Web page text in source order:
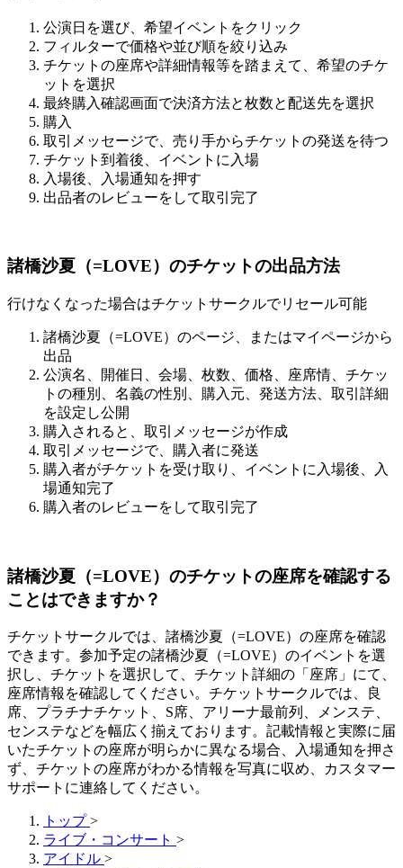
公演日を選び、希望イベントをクリック
フィルターで価格や並び順を絞り込み
チケットの座席や詳細情報等を踏まえて、希望のチケ
ットを選択
最終購入確認画面で決済方法と枚数と配送先を選択
購入
取引メッセージで、売り手からチケットの発送を待つ
チケット到着後、イベントに入場
入場後、入場通知を押す
出品者のレビューをして取引完了
諸橋沙夏（=LOVE）のチケットの出品方法
行けなくなった場合はチケットサークルでリセール可能
諸橋沙夏（=LOVE）のページ、またはマイページから
出品
公演名、開催日、会場、枚数、価格、座席情、チケッ
トの種別、名義の性別、購入元、発送方法、取引詳細
を設定し公開
購入されると、取引メッセージが作成
取引メッセージで、購入者に発送
購入者がチケットを受け取り、イベントに入場後、入
場通知完了
購入者のレビューをして取引完了
諸橋沙夏（=LOVE）のチケットの座席を確認する
ことはできますか？
チケットサークルでは、諸橋沙夏（=LOVE）の座席を確認
できます。参加予定の諸橋沙夏（=LOVE）のイベントを選
択し、チケットを選択して、チケット詳細の「座席」にて、
座席情報を確認してください。チケットサークルでは、良
席、プラチナチケット、S席、アリーナ最前列、メンステ、
センステなどを幅広く揃えております。記載情報と実際に届
いたチケットの座席が明らかに異なる場合、入場通知を押さ
ず、チケットの座席がわかる情報を写真に収め、カスタマー
サポートに連絡してください。
トップ >
ライブ・コンサート >
アイドル >